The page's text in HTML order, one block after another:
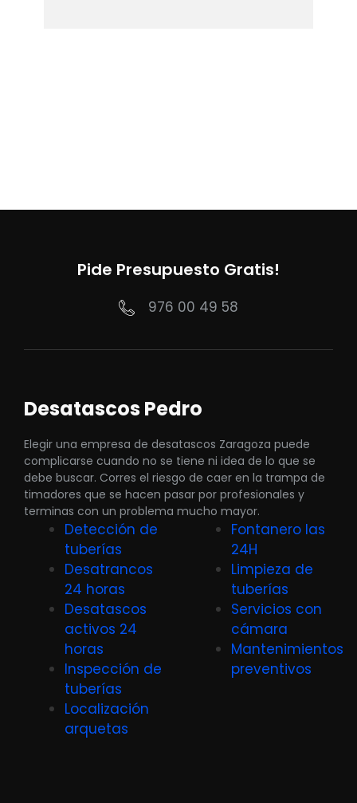
Pide Presupuesto Gratis!
976 00 49 58
Desatascos Pedro
Elegir una empresa de desatascos Zaragoza puede
complicarse cuando no se tiene ni idea de lo que se
debe buscar. Corres el riesgo de caer en la trampa de
timadores que se hacen pasar por profesionales y
terminas con un problema mucho mayor.
Detección de
tuberías
Desatrancos
24 horas
Desatascos
activos 24
horas
Inspección de
tuberías
Localización
arquetas
Fontanero las
24H
Limpieza de
tuberías
Servicios con
cámara
Mantenimientos
preventivos